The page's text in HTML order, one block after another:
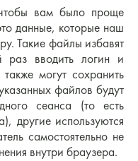
вам было проще
данные, которые наш
Такие файлы избавят
раз вводить логин и
могут сохранить
файлов будут
сеанса (то есть
другие используются
самостоятельно не
внутри браузера.